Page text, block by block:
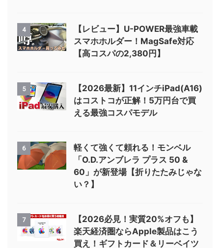
4
【レビュー】U-POWER最強車載
スマホホルダー！MagSafe対応
【高コスパの2,380円】
5
【2026最新】11インチiPad(A16)
はコストコが正解！5万円台で買
える最強コスパモデル
6
軽くて強くて頼れる！モンベル
「O.D.アンブレラ プラス 50 &
60」が新登場【折りたたみじゃな
い？】
7
【2026必見！実質20%オフも】
楽天経済圏ならApple製品はこう
買え！ギフトカード＆リーベイツ